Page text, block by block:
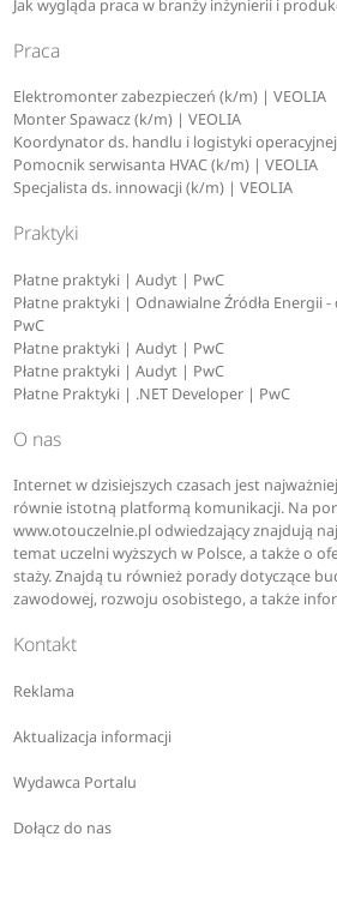
Jak wygląda praca w branży inżynierii i
Praca
Elektromonter zabezpieczeń (k/m) | VEOLIA
Monter Spawacz (k/m) | VEOLIA
Koordynator ds. handlu i logistyki
Pomocnik serwisanta HVAC (k/m) | VEOLIA
Specjalista ds. innowacji (k/m) | VEOLIA
Praktyki
Płatne praktyki | Audyt | PwC
Płatne praktyki | Odnawialne Źródła Energii
PwC
Płatne praktyki | Audyt | PwC
Płatne praktyki | Audyt | PwC
Płatne Praktyki | .NET Developer | PwC
O nas
Internet w dzisiejszych czasach jest
równie istotną platformą komunikacji. Na
www.otouczelnie.pl odwiedzający znajdują
temat uczelni wyższych w Polsce, a także o
staży. Znajdą tu również porady dotyczące
zawodowej, rozwoju osobistego, a także
Kontakt
Reklama
Aktualizacja informacji
Wydawca Portalu
Dołącz do nas